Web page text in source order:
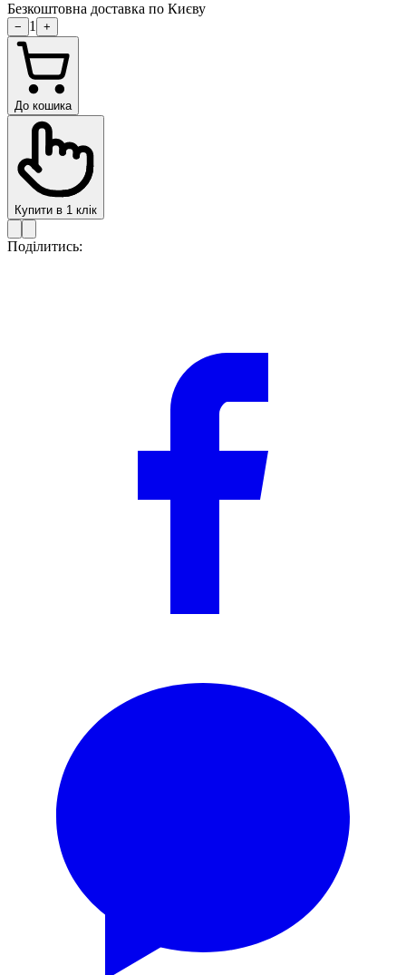
Безкоштовна доставка по Києву
− 1 +
До кошика
Купити в 1 клік
Поділитись: